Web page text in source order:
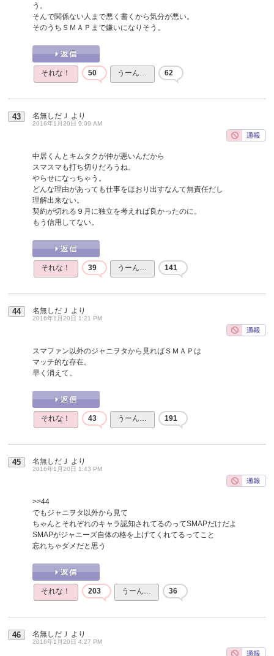
う。
そんで関係ない人まで悪く書くから気分が悪い。
そのうちＳＭＡＰまで嫌いになりそう。
それな！ 50 うーん… 62
43 名無しだＪ より
2016年1月20日 9:09 AM
中居くんとキムタクが仲が悪いんだから
スマスマも打ち切りだろうね。
やらせになっちゃう。
どんな理由があっても仕事をほおり出すなんて無責任だし
理解出来ない。
契約が切れる９月に独立を考えれば良かったのに。
もう信用してない。
それな！ 39 うーん… 141
44 名無しだＪ より
2016年1月20日 1:21 PM
スマファン以外のジャニヲタから見ればＳＭＡＰは
マッチ的な存在。
早く消えて。
それな！ 43 うーん… 191
45 名無しだＪ より
2016年1月20日 1:43 PM
>>44
でもジャニヲタ以外から見て
ちゃんとそれぞれのキャラ認知されてるのってSMAPだけだよ
SMAPがジャニーズ自体の格を上げてくれてるってこと
忘れちゃダメだと思う
それな！ 203 うーん… 36
46 名無しだＪ より
2016年1月20日 4:27 PM